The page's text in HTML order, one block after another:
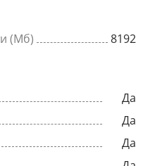
(Мб)
8192
Да
Да
Да